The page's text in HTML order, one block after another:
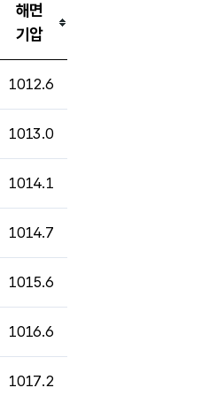
해면
기압
1012.6
1013.0
1014.1
1014.7
1015.6
1016.6
1017.2